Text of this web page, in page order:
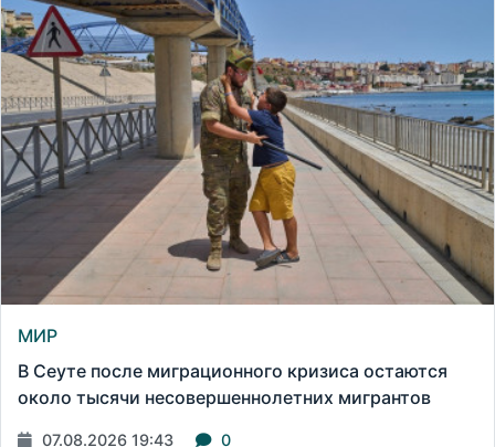
МИР
В Сеуте после миграционного кризиса остаются
около тысячи несовершеннолетних мигрантов
07.08.2026 19:43 0